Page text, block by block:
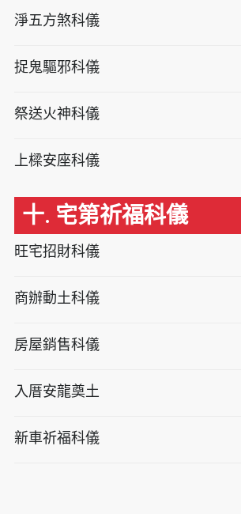
淨五方煞科儀
捉鬼驅邪科儀
祭送火神科儀
上樑安座科儀
十. 宅第祈福科儀
旺宅招財科儀
商辦動土科儀
房屋銷售科儀
入厝安龍奠土
新車祈福科儀